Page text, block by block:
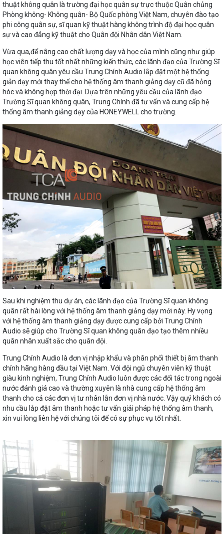
thuật không quân là trường đại học quân sự trực thuộc Quân chủng
Phòng không- Không quân- Bộ Quốc phòng Việt Nam, chuyên đào tạo
phi công quân sự, sĩ quan kỹ thuật hàng không trình độ đại học quân
sự và cao đẳng kỹ thuật cho Quân đội Nhân dân Việt Nam.
Vừa qua,để nâng cao chất lượng dạy và học của mình cũng như giúp
học viên tiếp thu tốt nhất những kiến thức, các lãnh đạo của Trường Sĩ
quan không quân yêu cầu Trung Chính Audio lắp đặt một hệ thống
giản dạy mới thay thế cho hệ thống âm thanh giảng dạy cũ đã hỏng
hóc và không hợp thời đại. Dựa trên những yêu cầu của lãnh đạo
Trường Sĩ quan không quân, Trung Chính đã tư vấn và cung cấp hệ
thống âm thanh giảng dạy của HONEYWELL cho trường.
Sau khi nghiệm thu dự án, các lãnh đạo của Trường Sĩ quan không
quân rất hài lòng với hệ thống âm thanh giảng dạy mới này. Hy vọng
với hệ thống âm thanh giảng dạy được cung cấp bởi Trung Chính
Audio sẽ giúp cho Trường Sĩ quan không quân đạo tạo thêm nhiều
quân nhân xuất sắc cho quân đội.
Trung Chính Audio là đơn vị nhập khẩu và phân phối thiết bị âm thanh
chính hãng hàng đầu tại Việt Nam. Với đội ngũ chuyên viên kỹ thuật
giàu kinh nghiệm, Trung Chính Audio luôn được các đối tác trong ngoài
nước đánh giá cao và thường xuyên là nhà cung cấp hệ thống âm
thanh cho cả các đơn vị tư nhân lẫn đơn vị nhà nước. Vậy quý khách có
nhu cầu lắp đặt âm thanh hoặc tư vấn giải pháp hệ thống âm thanh,
xin vui lòng liên hệ với chúng tôi để có sự phục vụ tốt nhất.